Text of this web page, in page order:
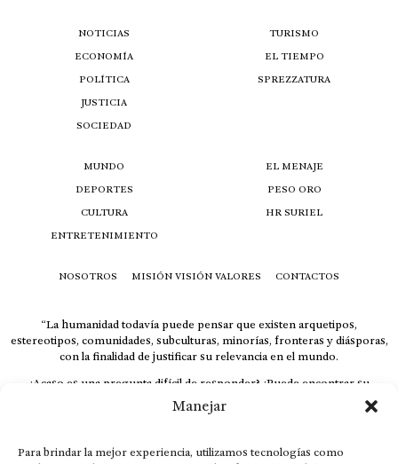
Manejar
Para brindar la mejor experiencia, utilizamos tecnologías como
NOTICIAS
ECONOMÍA
POLÍTICA
JUSTICIA
SOCIEDAD
TURISMO
EL TIEMPO
SPREZZATURA
MUNDO
DEPORTES
CULTURA
ENTRETENIMIENTO
EL MENAJE
PESO ORO
HR SURIEL
NOSOTROS MISIÓN VISIÓN VALORES CONTACTOS
“La humanidad todavía puede pensar que existen arquetipos,
estereotipos, comunidades, subculturas, minorías, fronteras y diásporas,
con la finalidad de justificar su relevancia en el mundo.
¿Acaso es una pregunta difícil de responder? ¿Puede encontrar su
respuesta al instante, otorgando al receptor cuestionado espacio y
velocidad suficiente para responder correctamente? De no ser así, el que
El concepto de familia no está limitado exclusivamente a la sangre; seres